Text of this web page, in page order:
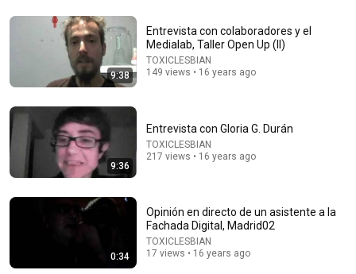
CNBC Make It • 3.1M views
Man Spent Two Years Building HUGE Wooden House
9:38
Entrevista con colaboradores y el
Medialab, Taller Open Up (II)
TOXICLESBIAN
149 views • 16 years ago
9:36
Entrevista con Gloria G. Durán
TOXICLESBIAN
217 views • 16 years ago
0:34
Opinión en directo de un asistente a la
Fachada Digital, Madrid02
TOXICLESBIAN
17 views • 16 years ago